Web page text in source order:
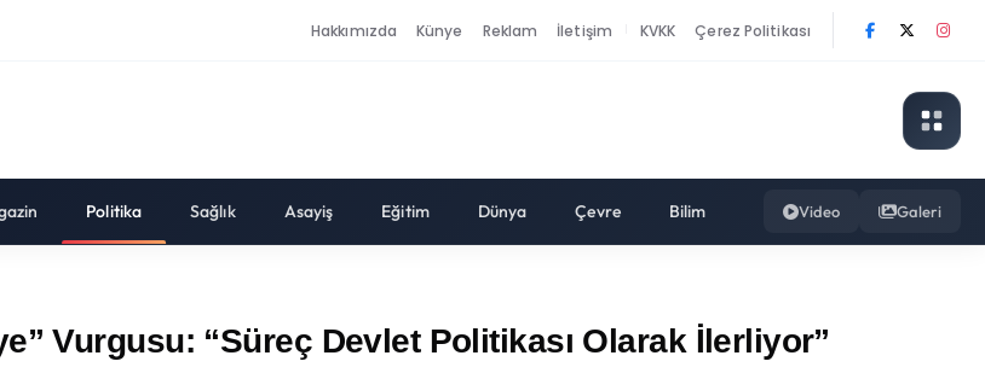
Hakkımızda Künye Reklam İletişim KVKK Çerez Politikası
Politika Sağlık Asayiş Eğitim Dünya Çevre Bilim Video Galeri
Vurgusu: “Süreç Devlet Politikası Olarak İlerliyor”